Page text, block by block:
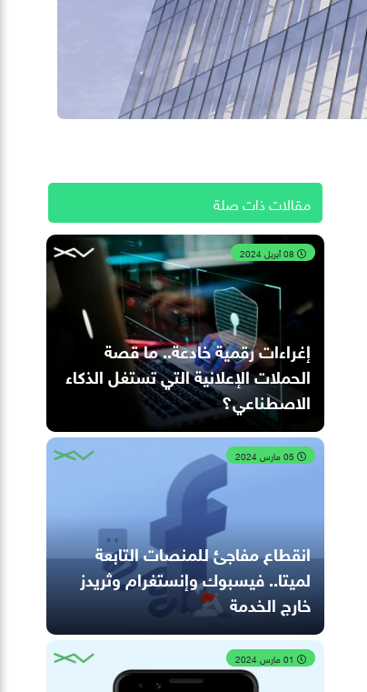
مقالات ذات صلة
إغراءات رقمية خادعة.. ما قصة
الحملات الإعلانية التي تستغل الذكاء
الاصطناعي؟
انقطاع مفاجئ للمنصات التابعة
لميتا.. فيسبوك وإنستغرام وثريدز
خارج الخدمة